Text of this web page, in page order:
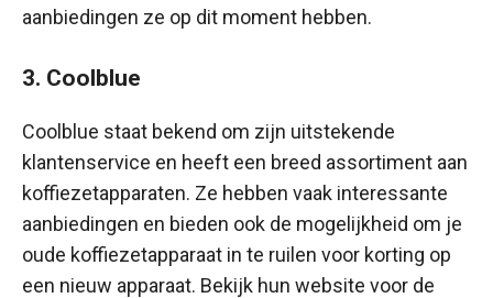
aanbiedingen ze op dit moment hebben.
3. Coolblue
Coolblue staat bekend om zijn uitstekende
klantenservice en heeft een breed assortiment aan
koffiezetapparaten. Ze hebben vaak interessante
aanbiedingen en bieden ook de mogelijkheid om je
oude koffiezetapparaat in te ruilen voor korting op
een nieuw apparaat. Bekijk hun website voor de